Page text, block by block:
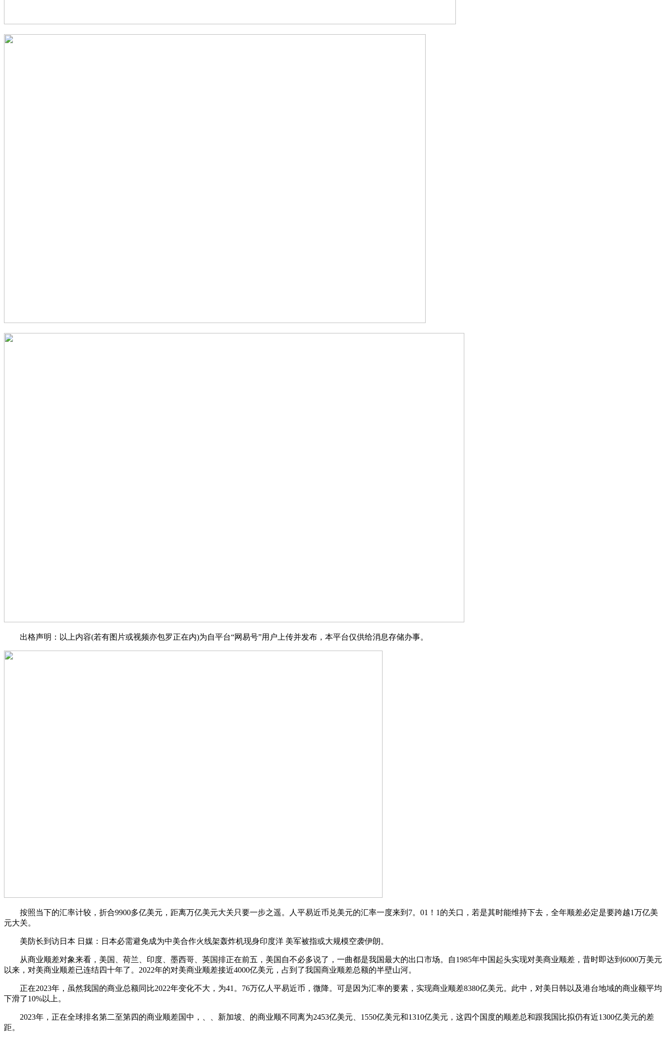
出格声明：以上内容(若有图片或视频亦包罗正在内)为自平台“网易号”用户上传并发布，本平台仅供给消息存储办事。
按照当下的汇率计较，折合9900多亿美元，距离万亿美元大关只要一步之遥。人平易近币兑美元的汇率一度来到7。01！1的关口，若是其时能维持下去，全年顺差必定是要跨越1万亿美
元大关。
美防长到访日本 日媒：日本必需避免成为中美合作火线架轰炸机现身印度洋 美军被指或大规模空袭伊朗。
从商业顺差对象来看，美国、荷兰、印度、墨西哥、英国排正在前五，美国自不必多说了，一曲都是我国最大的出口市场。自1985年中国起头实现对美商业顺差，昔时即达到6000万美元
以来，对美商业顺差已连结四十年了。2022年的对美商业顺差接近4000亿美元，占到了我国商业顺差总额的半壁山河。
正在2023年，虽然我国的商业总额同比2022年变化不大，为41。76万亿人平易近币，微降。可是因为汇率的要素，实现商业顺差8380亿美元。此中，对美日韩以及港台地域的商业额平均
下滑了10%以上。
2023年，正在全球排名第二至第四的商业顺差国中，、、新加坡、的商业顺不同离为2453亿美元、1550亿美元和1310亿美元，这四个国度的顺差总和跟我国比拟仍有近1300亿美元的差
距。